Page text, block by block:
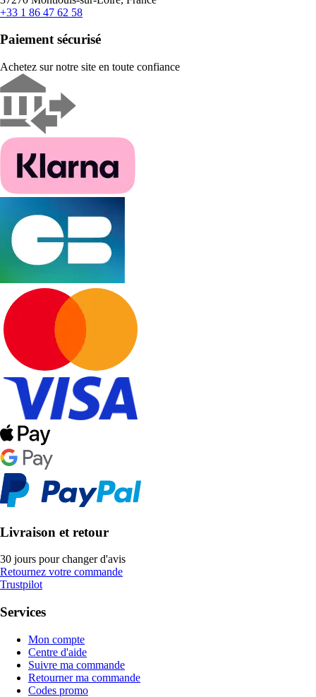
+33 1 86 47 62 58
Paiement sécurisé
Achetez sur notre site en toute confiance
Livraison et retour
30 jours pour changer d'avis
Retournez votre commande
Trustpilot
Services
Mon compte
Centre d'aide
Suivre ma commande
Retourner ma commande
Codes promo